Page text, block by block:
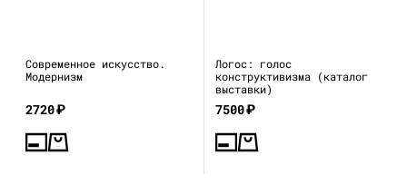
Современное искусство.
Модернизм
2720₽
Логос: голос
конструктивизма (каталог
выставки)
7500₽